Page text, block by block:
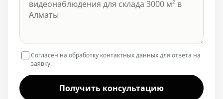
Согласен на обработку контактных данных для ответа на
заявку.
Получить консультацию